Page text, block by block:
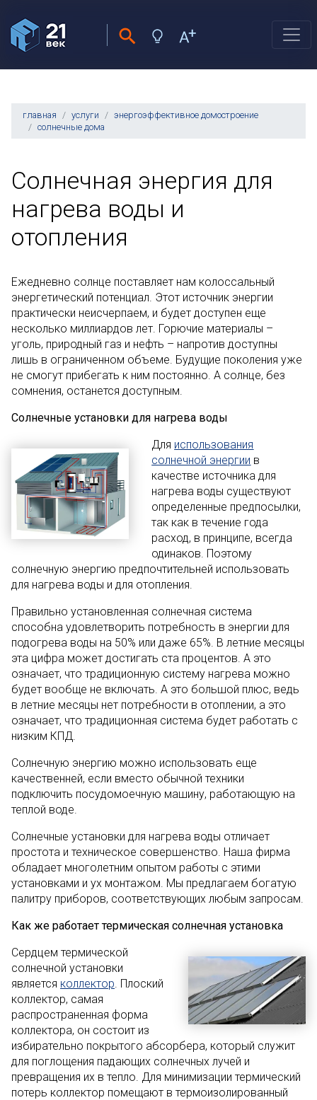
главная услуги
энергоэффективное домостроение
солнечные дома
Солнечная энергия для
нагрева воды и
отопления
Ежедневно солнце поставляет нам колоссальный
энергетический потенциал. Этот источник энергии
практически неисчерпаем, и будет доступен еще
несколько миллиардов лет. Горючие материалы –
уголь, природный газ и нефть – напротив доступны
лишь в ограниченном объеме. Будущие поколения уже
не смогут прибегать к ним постоянно. А солнце, без
сомнения, останется доступным.
Солнечные установки для нагрева воды
Для использования
солнечной энергии в
качестве источника для
нагрева воды существуют
определенные предпосылки,
так как в течение года
расход, в принципе, всегда
одинаков. Поэтому
солнечную энергию предпочтительней использовать
для нагрева воды и для отопления.
Правильно установленная солнечная система
способна удовлетворить потребность в энергии для
подогрева воды на 50% или даже 65%. В летние месяцы
эта цифра может достигать ста процентов. А это
означает, что традиционную систему нагрева можно
будет вообще не включать. А это большой плюс, ведь
в летние месяцы нет потребности в отоплении, а это
означает, что традиционная система будет работать с
низким КПД.
Солнечную энергию можно использовать еще
качественней, если вместо обычной техники
подключить посудомоечную машину, работающую на
теплой воде.
Солнечные установки для нагрева воды отличает
простота и техническое совершенство. Наша фирма
обладает многолетним опытом работы с этими
установками и ух монтажом. Мы предлагаем богатую
палитру приборов, соответствующих любым запросам.
Как же работает термическая солнечная установка
Сердцем термической
солнечной установки
является коллектор. Плоский
коллектор, самая
распространенная форма
коллектора, он состоит из
избирательно покрытого абсорбера, который служит
для поглощения падающих солнечных лучей и
превращения их в тепло. Для минимизации термический
потерь коллектор помещают в термоизолированный